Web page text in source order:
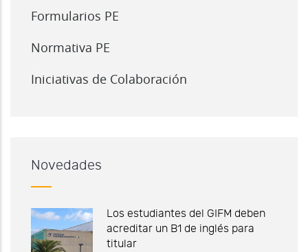
Formularios PE
Normativa PE
Iniciativas de Colaboración
Novedades
Los estudiantes del GIFM deben
acreditar un B1 de inglés para
titular